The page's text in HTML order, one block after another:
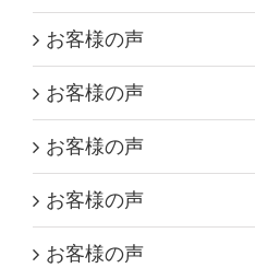
お客様の声
お客様の声
お客様の声
お客様の声
お客様の声